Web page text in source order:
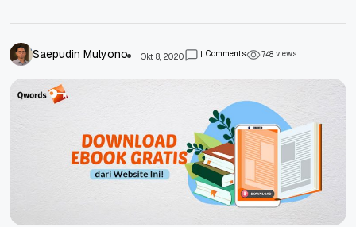
Saepudin Mulyono Okt 8, 2020 1 Comments 748views